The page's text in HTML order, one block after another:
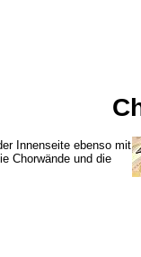
C
Innenseite ebenso mit
Chorwände und die